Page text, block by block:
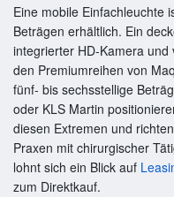
Eine mobile Einfachleuchte
Beträgen erhältlich. Ein
integrierter HD-Kamera
den Premiumreihen von
fünf- bis sechsstellige
oder KLS Martin
diesen Extremen und
Praxen mit chirurgischer
lohnt sich ein Blick auf
zum Direktkauf.